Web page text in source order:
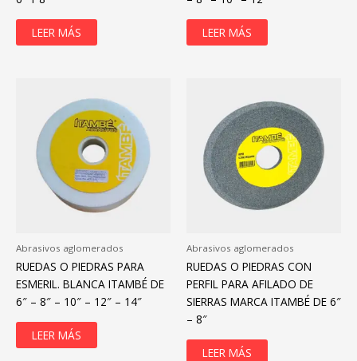
LEER MÁS LEER MÁS
Abrasivos aglomerados
RUEDAS O PIEDRAS PARA
ESMERIL. BLANCA ITAMBÉ DE
6″ – 8″ – 10″ – 12″ – 14″
LEER MÁS
Abrasivos aglomerados
RUEDAS O PIEDRAS CON
PERFIL PARA AFILADO DE
SIERRAS MARCA ITAMBÉ DE 6″
– 8″
LEER MÁS